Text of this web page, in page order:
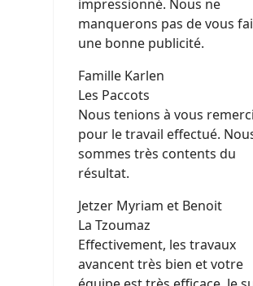
impressionné. Nous ne
manquerons pas de vous
une bonne publicité.
Famille Karlen
Les Paccots
Nous tenions à vous
pour le travail effectué.
sommes très contents du
résultat.
Jetzer Myriam et Benoit
La Tzoumaz
Effectivement, les travaux
avancent très bien et votre